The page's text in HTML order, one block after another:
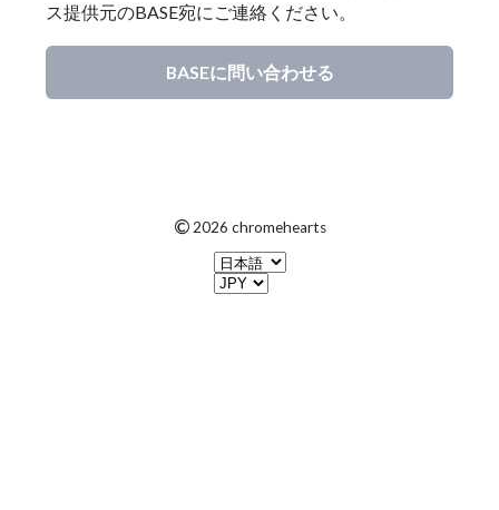
ス提供元のBASE宛にご連絡ください。
BASEに問い合わせる
© 2026 chromehearts